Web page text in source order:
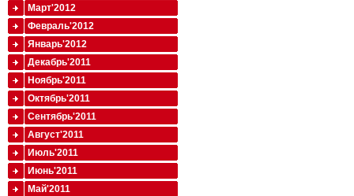
Март'2012
Февраль'2012
Январь'2012
Декабрь'2011
Ноябрь'2011
Октябрь'2011
Сентябрь'2011
Август'2011
Июль'2011
Июнь'2011
Май'2011